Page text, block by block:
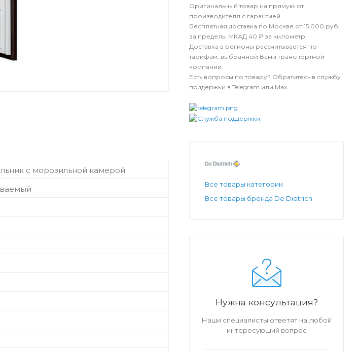
с морозильной камерой
Оригинальный товар на прямую от
производителя с гарантией.
Бесплатная доставка по Москве от 15 000 руб,
за пределы МКАД 40 ₽ за километр.
Доставка в регионы рассчитывается по
тарифам, выбранной Вами транспортной
компании.
Есть вопросы по товару? Обратитесь в службу
поддержки в Telegram или Max.
Все товары категории
Все товары бренда De Dietrich
Нужна консультация?
Наши специалисты ответят на любой
интересующий вопрос